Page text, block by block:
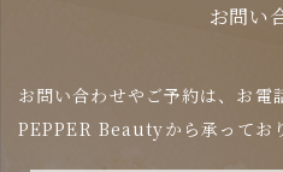
お問い
お問い合わせやご予約は、お
PEPPER Beautyから承ってお